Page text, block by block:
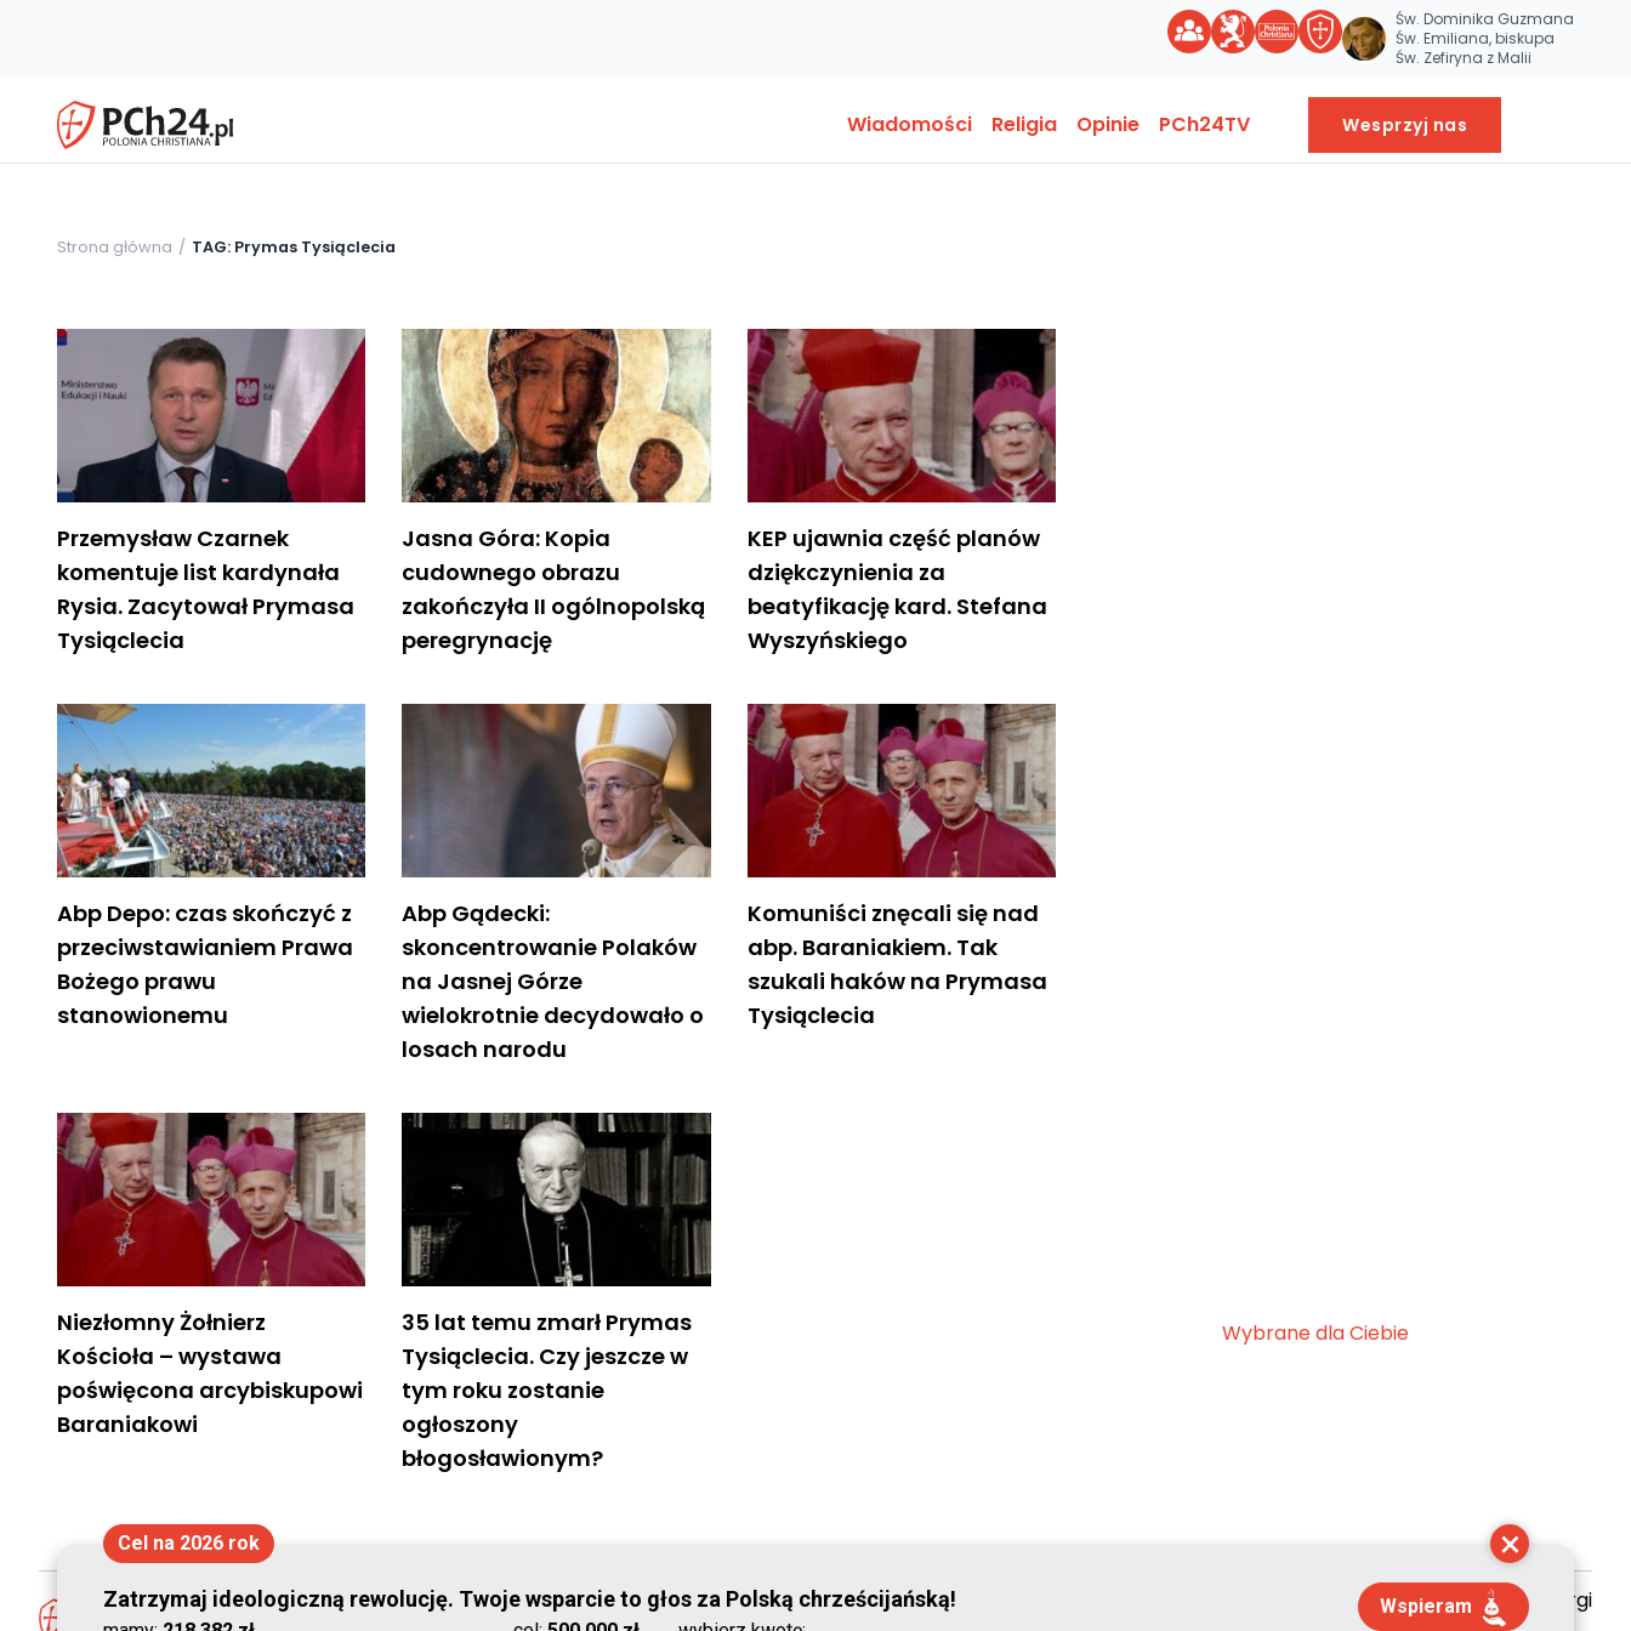
Św. Dominika Guzmana
Św. Emiliana, biskupa
Św. Zefiryna z Malii
Wiadomości Religia Opinie PCh24TV Wesprzyj nas
Strona główna TAG: Prymas Tysiąclecia
Przemysław Czarnek
komentuje list kardynała
Rysia. Zacytował Prymasa
Tysiąclecia
Jasna Góra: Kopia
cudownego obrazu
zakończyła II ogólnopolską
peregrynację
KEP ujawnia część planów
dziękczynienia za
beatyfikację kard. Stefana
Wyszyńskiego
Abp Depo: czas skończyć z
przeciwstawianiem Prawa
Bożego prawu
stanowionemu
Abp Gądecki:
skoncentrowanie Polaków
na Jasnej Górze
wielokrotnie decydowało o
losach narodu
Komuniści znęcali się nad
abp. Baraniakiem. Tak
szukali haków na Prymasa
Tysiąclecia
Niezłomny Żołnierz
Kościoła – wystawa
poświęcona arcybiskupowi
Baraniakowi
35 lat temu zmarł Prymas
Tysiąclecia. Czy jeszcze w
tym roku zostanie
ogłoszony
błogosławionym?
Wybrane dla Ciebie
© Stowarzyszenie Kultury Chrześcijańskiej im. ks. Piotra Skargi
×
Cel na 2026 rok
Zatrzymaj ideologiczną rewolucję. Twoje wsparcie to głos za Polską chrześcijańską! Wspieram